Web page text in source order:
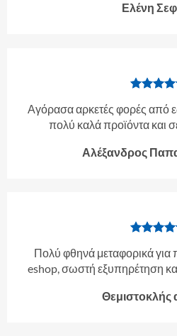
Ελένη
Αγόρασα αρκετές φορές από
πολύ καλά προϊόντα και
Αλέξανδρος
Πολύ φθηνά μεταφορικά για
eshop, σωστή εξυπηρέτηση
Θεμιστοκλής